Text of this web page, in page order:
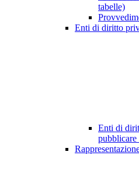
tabelle)
Enti di diritto
Enti di